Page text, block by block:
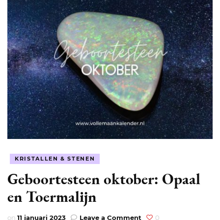
KRISTALLEN & STENEN
Geboortesteen oktober: Opaal
en Toermalijn
on 11 januari 2023 Leave a Comment on
0